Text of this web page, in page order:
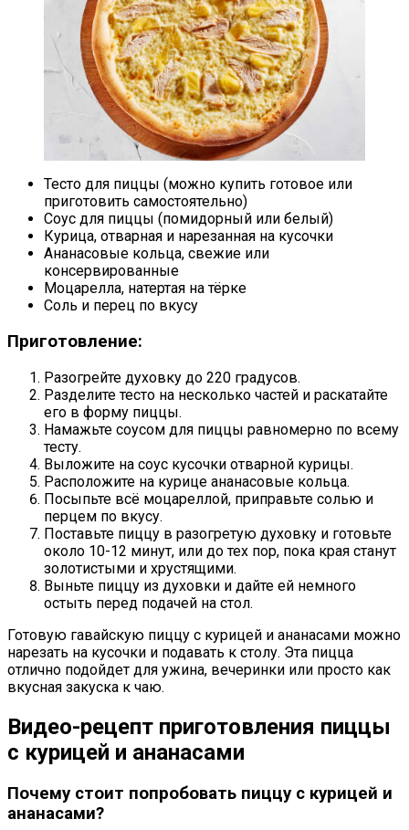
Тесто для пиццы (можно купить готовое или
приготовить самостоятельно)
Соус для пиццы (помидорный или белый)
Курица, отварная и нарезанная на кусочки
Ананасовые кольца, свежие или
консервированные
Моцарелла, натертая на тёрке
Соль и перец по вкусу
Приготовление:
Разогрейте духовку до 220 градусов.
Разделите тесто на несколько частей и раскатайте
его в форму пиццы.
Намажьте соусом для пиццы равномерно по всему
тесту.
Выложите на соус кусочки отварной курицы.
Расположите на курице ананасовые кольца.
Посыпьте всё моцареллой, приправьте солью и
перцем по вкусу.
Поставьте пиццу в разогретую духовку и готовьте
около 10-12 минут, или до тех пор, пока края станут
золотистыми и хрустящими.
Выньте пиццу из духовки и дайте ей немного
остыть перед подачей на стол.
Готовую гавайскую пиццу с курицей и ананасами можно
нарезать на кусочки и подавать к столу. Эта пицца
отлично подойдет для ужина, вечеринки или просто как
вкусная закуска к чаю.
Видео-рецепт приготовления пиццы
с курицей и ананасами
Почему стоит попробовать пиццу с курицей и
ананасами?